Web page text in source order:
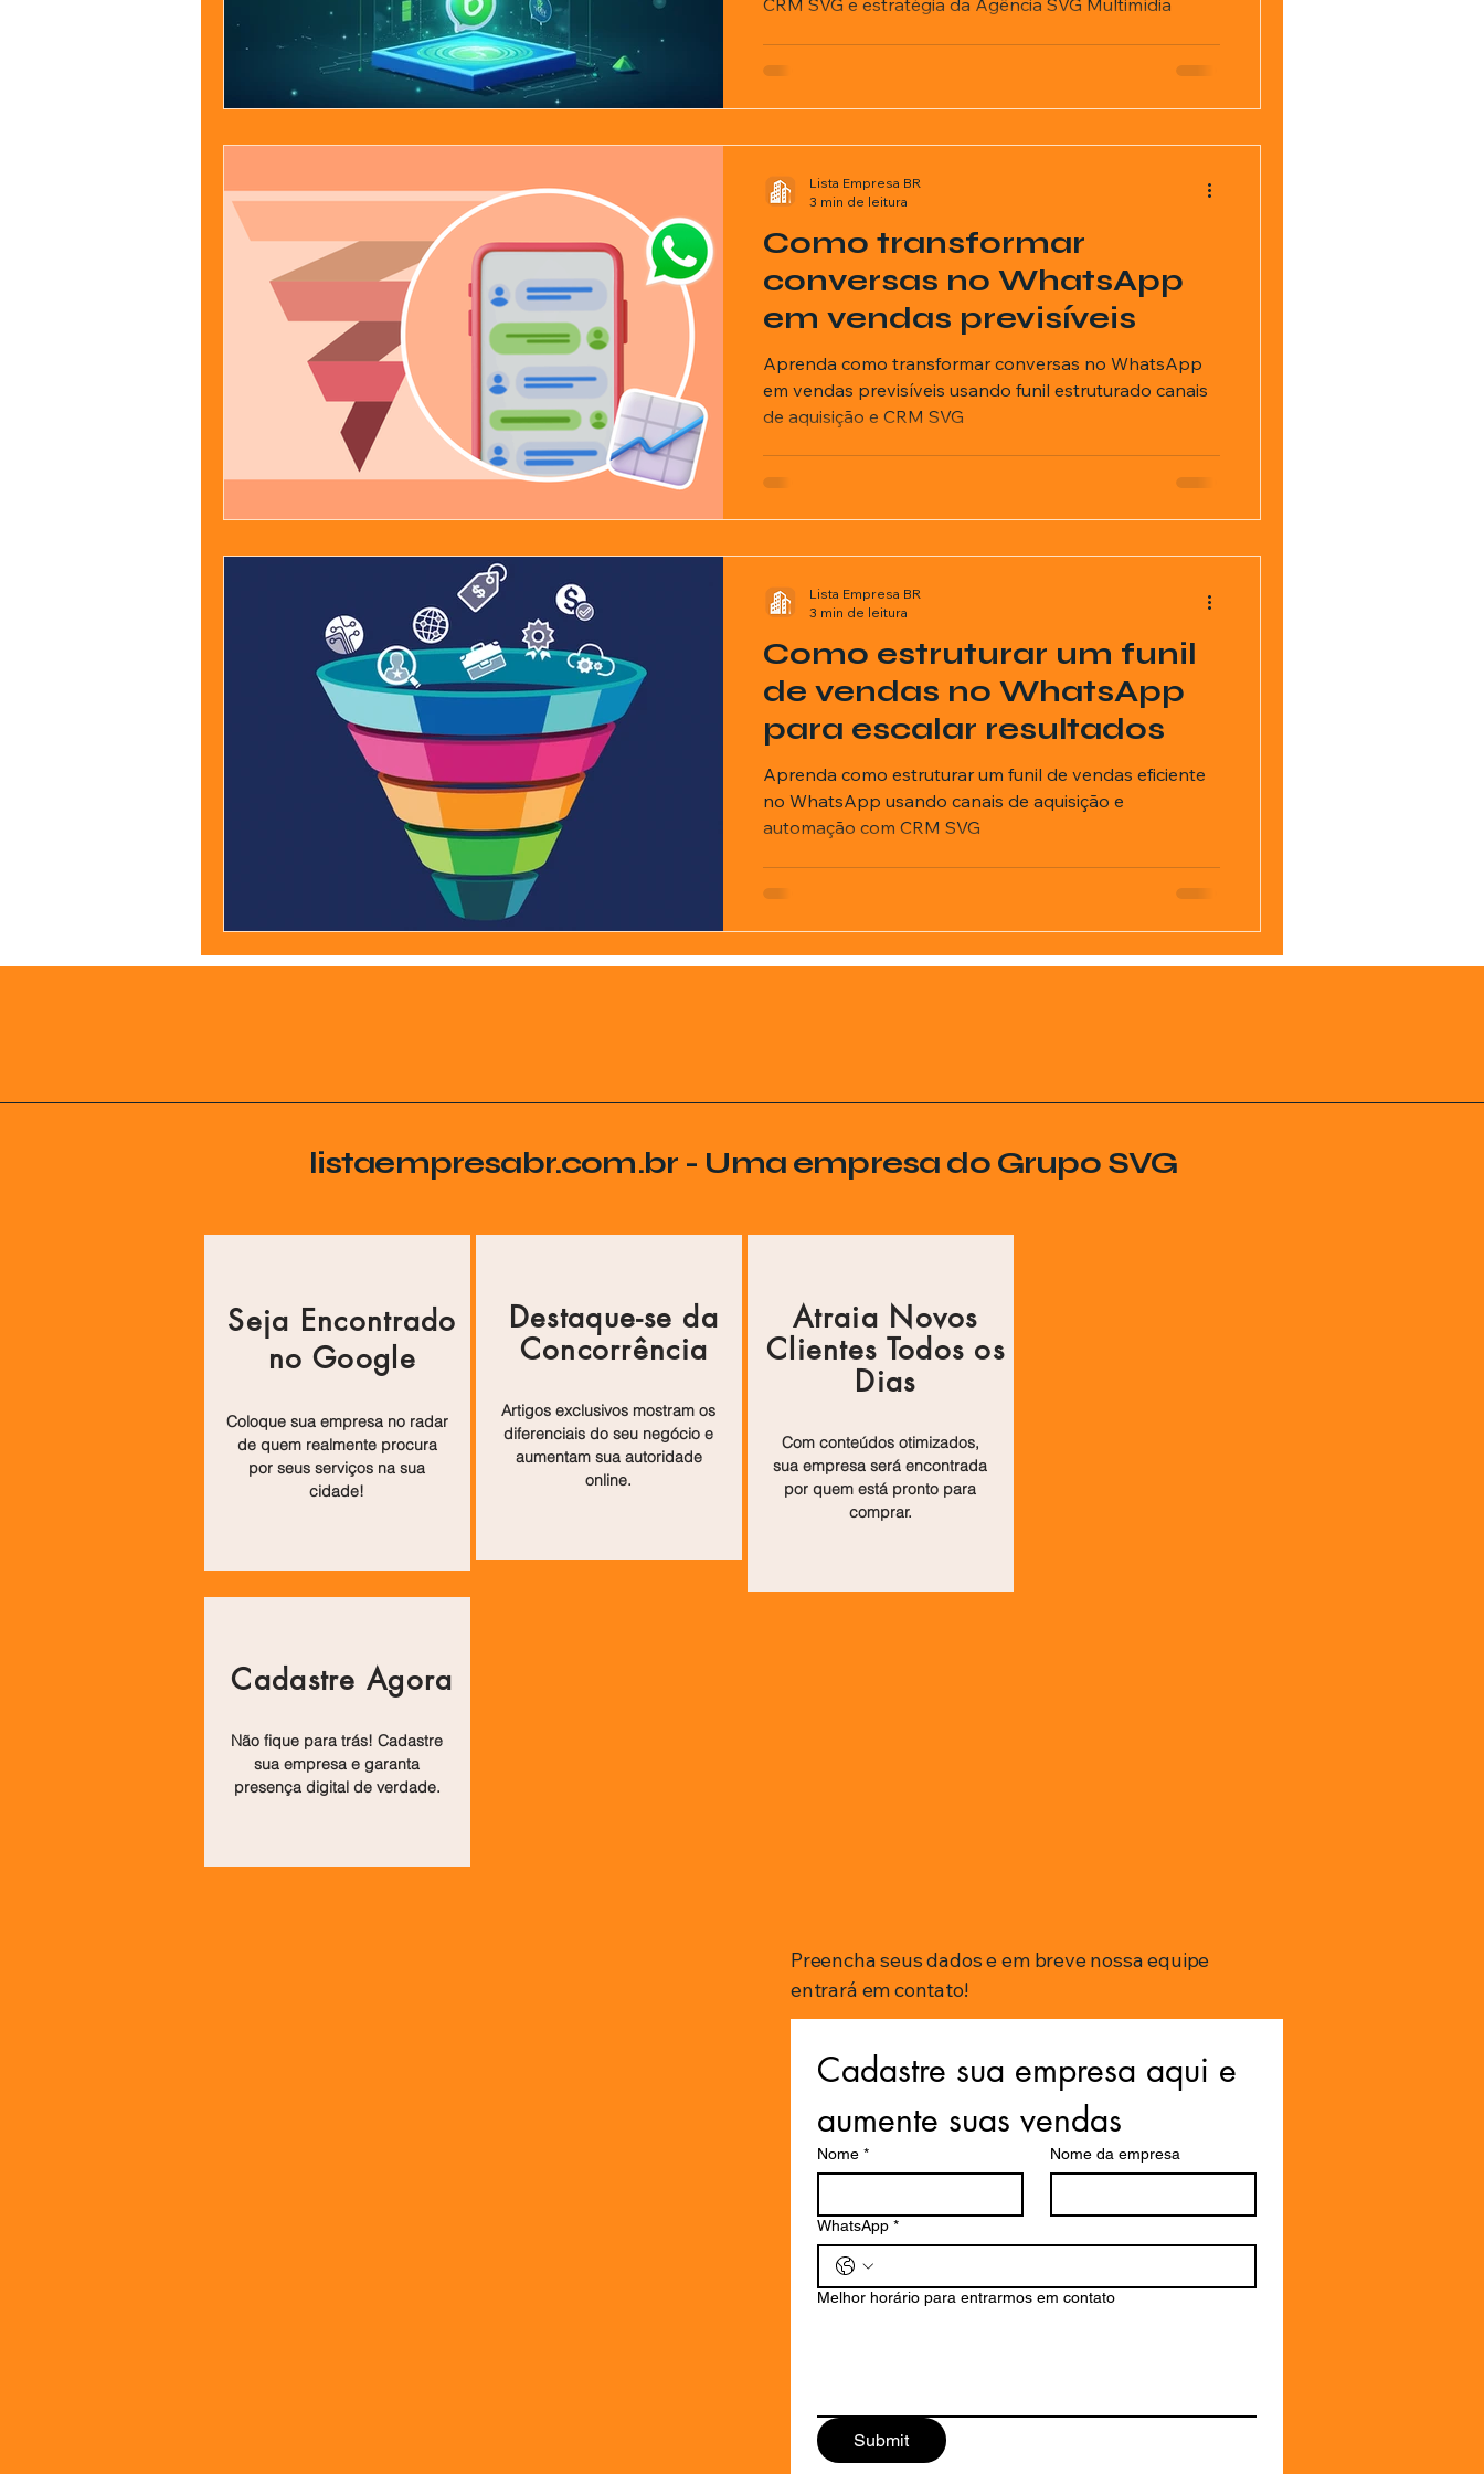
Jardinagem Clínica Nutricionista
CRM SVG e estratégia da Agência SVG Multimídia
Como transformar
conversas no WhatsApp
em vendas previsíveis
Aprenda como transformar conversas no WhatsApp
em vendas previsíveis usando funil estruturado canais
de aquisição e CRM SVG
Lista Empresa BR
3 min de leitura
Como estruturar um funil
de vendas no WhatsApp
para escalar resultados
Aprenda como estruturar um funil de vendas eficiente
no WhatsApp usando canais de aquisição e
automação com CRM SVG
Lista Empresa BR
3 min de leitura
listaempresabr.com.br - Uma empresa do Grupo SVG
Seja Encontrado
no Google
Coloque sua empresa no radar
de quem realmente procura
por seus serviços na sua
cidade!
Destaque-se da
Concorrência
Artigos exclusivos mostram os
diferenciais do seu negócio e
aumentam sua autoridade
online.
Atraia Novos
Clientes Todos os
Dias
Com conteúdos otimizados,
sua empresa será encontrada
por quem está pronto para
comprar.
Cadastre Agora
Não fique para trás! Cadastre
sua empresa e garanta
presença digital de verdade.
Preencha seus dados e em breve nossa equipe
entrará em contato!
Cadastre sua empresa aqui e
aumente suas vendas
Nome * Nome da empresa
WhatsApp *
Melhor horário para entrarmos em contato
Submit